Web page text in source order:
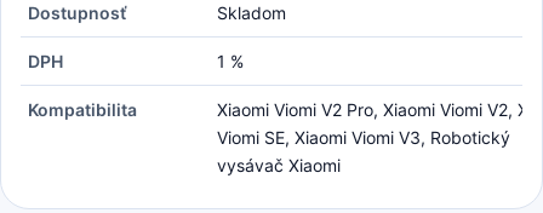
Dostupnosť Skladom
DPH 1 %
Kompatibilita
Xiaomi Viomi V2 Pro, Xiaomi Viomi V2,
Viomi SE, Xiaomi Viomi V3, Robotický
vysávač Xiaomi